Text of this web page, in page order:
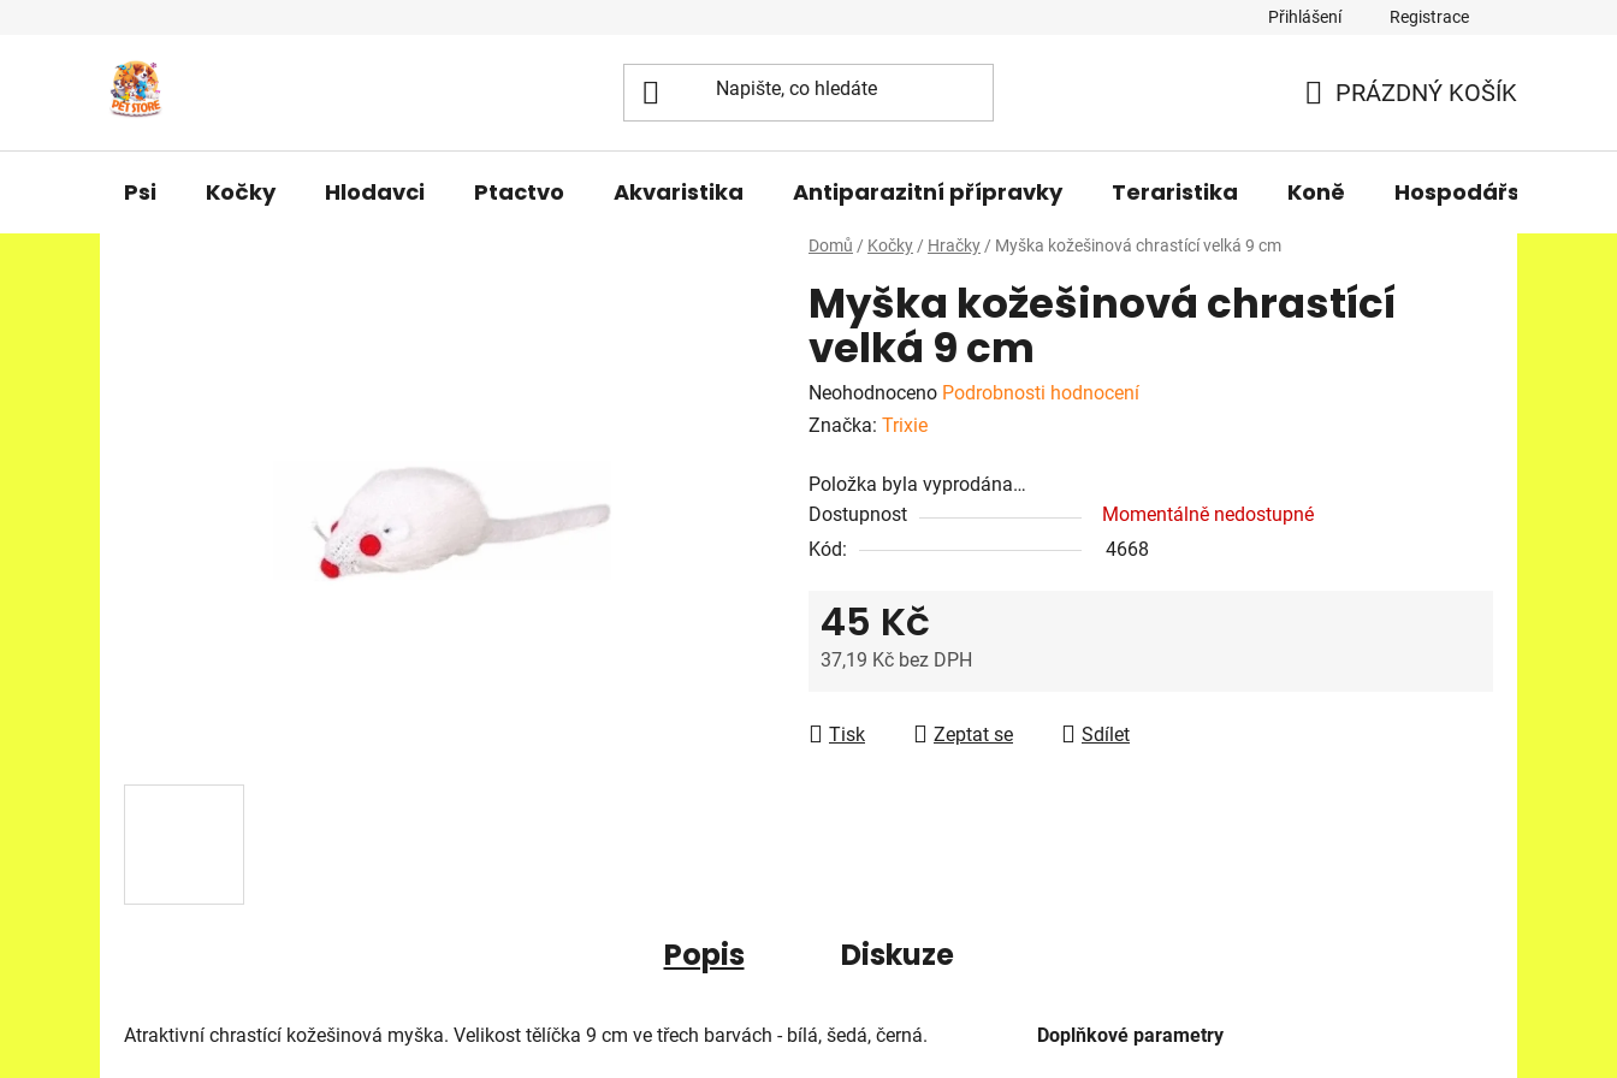
Přihlášení Registrace
KOŠÍK
PRÁZDNÝ KOŠÍK
Psi Kočky Hlodavci Ptactvo Akvaristika Antiparazitní přípravky Teraristika Koně Hospodářská
Domů / Kočky / Hračky / Myška kožešinová chrastící velká 9 cm
Myška kožešinová chrastící
velká 9 cm
Průměrné
hodnocení
je
0,0
z
hvězdiček.
Neohodnoceno Podrobnosti hodnocení
Značka: Trixie
Položka byla vyprodána…
Dostupnost
Momentálně nedostupné
Kód:
4668
45 Kč
37,19 Kč bez DPH
Tisk
Zeptat se Sdílet
Popis Diskuze
Atraktivní chrastící kožešinová myška. Velikost tělíčka 9 cm ve třech barvách - bílá, šedá, černá. Doplňkové parametry